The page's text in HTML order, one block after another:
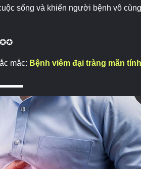
sống và khiến người bệnh vô
mắc: Bệnh viêm đại tràng mãn